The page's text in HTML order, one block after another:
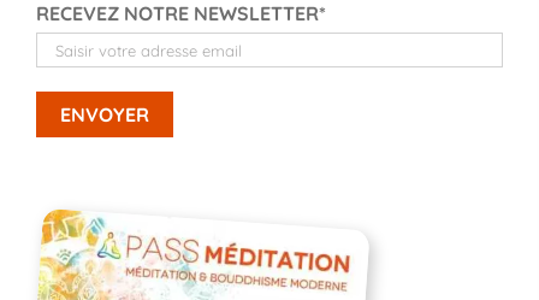
RECEVEZ NOTRE NEWSLETTER*